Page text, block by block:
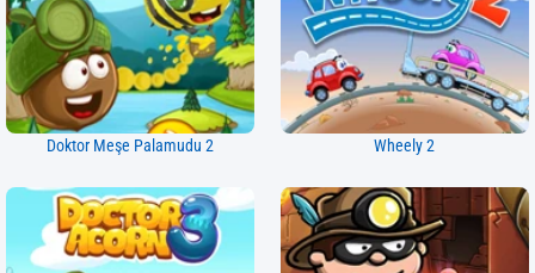
Doktor Meşe Palamudu 2 Wheely 2